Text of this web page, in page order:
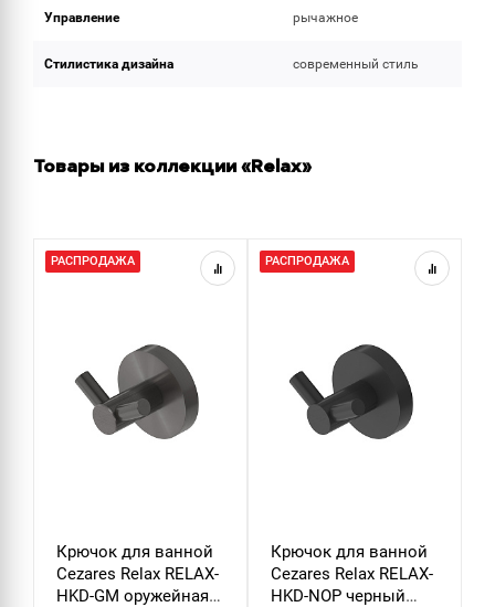
Управление рычажное
Стилистика дизайна современный стиль
Товары из коллекции «Relax»
РАСПРОДАЖА
Крючок для ванной
Cezares Relax RELAX-
HKD-GM оружейная
РАСПРОДАЖА
Крючок для ванной
Cezares Relax RELAX-
HKD-NOP черный